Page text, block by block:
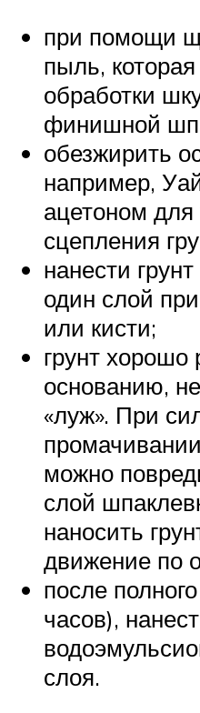
при помощи
пыль,
обработки
финишной
обезжирить
например,
ацетоном
сцепления
нанести
один слой
или кисти;
грунт хорошо
основанию,
«луж». При
можно
слой
наносить
движение по
после
часов),
слоя.